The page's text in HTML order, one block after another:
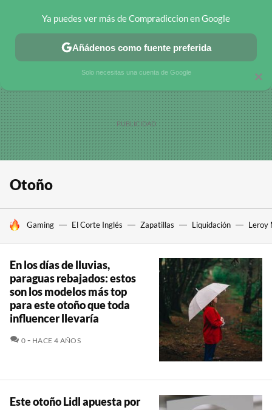
CHOLLOS TELEGRAM OFERTAS EN MÓVILES OFERTAS EN
Otoño
HOY SE HABLA DE
Gaming El Corte Inglés Zapatillas Liquidación Leroy
En los días de lluvias,
paraguas rebajados: estos
son los modelos más top
para este otoño que toda
influencer llevaría
0 COMENTARIOS
HACE 4 AÑOS
Este otoño Lidl apuesta por
×
Ya puedes ver más de Compradiccion en Google
Añádenos como fuente preferida
Solo necesitas una cuenta de Google